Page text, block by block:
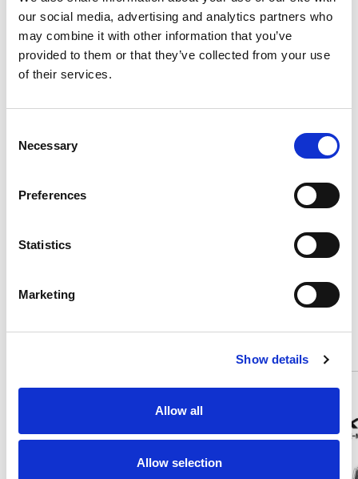
our social media, advertising and analytics partners who
may combine it with other information that you’ve
provided to them or that they’ve collected from your use
of their services.
Selection
Necessary
Preferences
Statistics
Marketing
Show details
Allow all
Allow selection
Optionale Ausstattung
Serienausstattung
Beschreibung
Diese Fahrzeuge könnten Sie